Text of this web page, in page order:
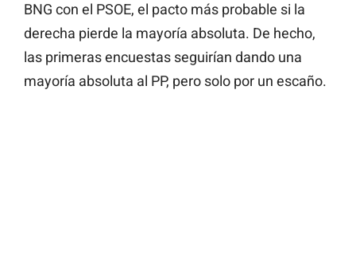
BNG con el PSOE, el pacto más probable si la
derecha pierde la mayoría absoluta. De hecho,
las primeras encuestas seguirían dando una
mayoría absoluta al PP, pero solo por un escaño.